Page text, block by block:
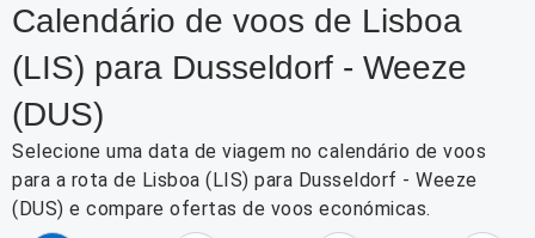
Calendário de voos de Lisboa
(LIS) para Dusseldorf - Weeze
(DUS)
Selecione uma data de viagem no calendário de voos
para a rota de Lisboa (LIS) para Dusseldorf - Weeze
(DUS) e compare ofertas de voos económicas.